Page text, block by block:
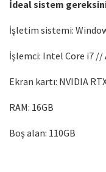
İdeal sistem
İşletim sistemi:
İşlemci: Intel Core i7 //
Ekran kartı: NVIDIA
RAM: 16GB
Boş alan: 110GB